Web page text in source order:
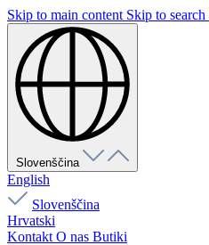
Skip to main content Skip to search
Slovenščina
English
Slovenščina
Hrvatski
Kontakt O nas Butiki